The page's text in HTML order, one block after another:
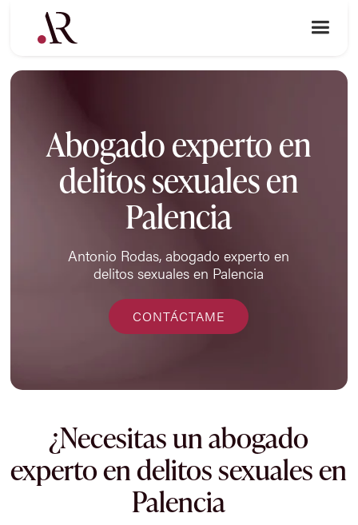
Abogado experto en
delitos sexuales en
Palencia
Antonio Rodas, abogado experto en
delitos sexuales en Palencia
CONTÁCTAME
¿Necesitas un abogado
experto en delitos sexuales en
Palencia